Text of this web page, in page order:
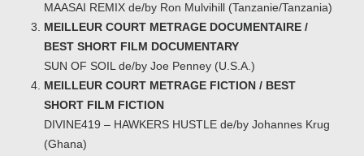
MAASAI REMIX de/by Ron Mulvihill (Tanzanie/Tanzania)
MEILLEUR COURT METRAGE DOCUMENTAIRE /
BEST SHORT FILM DOCUMENTARY
SUN OF SOIL de/by Joe Penney (U.S.A.)
MEILLEUR COURT METRAGE FICTION / BEST
SHORT FILM FICTION
DIVINE419 – HAWKERS HUSTLE de/by Johannes Krug
(Ghana)